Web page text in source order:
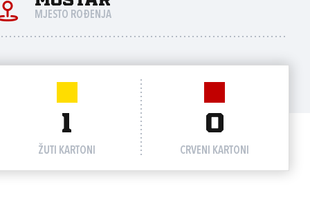
MJESTO ROĐENJA
1
ŽUTI KARTONI
0
CRVENI KARTONI